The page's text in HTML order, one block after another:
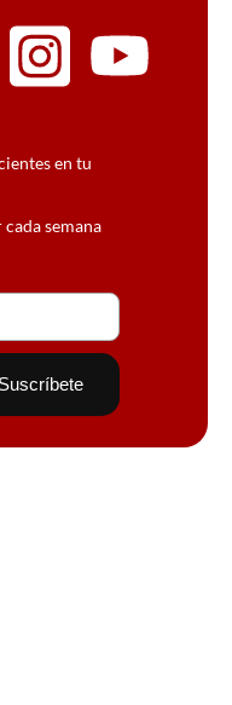
en tu
semana